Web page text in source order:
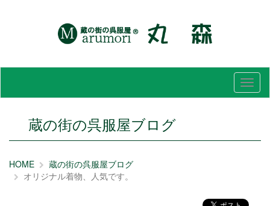
メ
ニ
蔵の街の呉服屋ブログ
HOME
蔵の街の呉服屋ブログ
オリジナル着物、人気です。